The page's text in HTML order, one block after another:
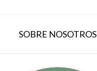
SOBRE NOSOTROS